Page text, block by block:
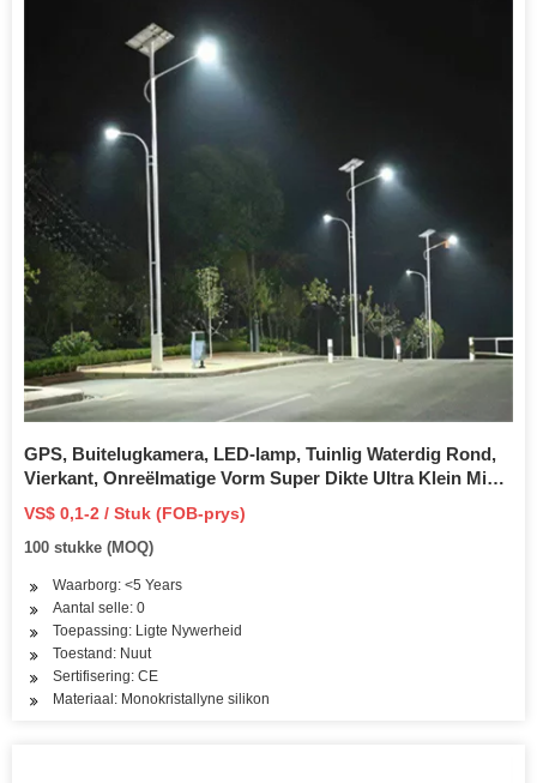
GPS, Buitelugkamera, LED-lamp, Tuinlig Waterdig Rond,
Vierkant, Onreëlmatige Vorm Super Dikte Ultra Klein Mini
FV-module Groen Energie Sonkragpaneel
VS$ 0,1-2 / Stuk (FOB-prys)
100 stukke (MOQ)
Waarborg: <5 Years
Aantal selle: 0
Toepassing: Ligte Nywerheid
Toestand: Nuut
Sertifisering: CE
Materiaal: Monokristallyne silikon